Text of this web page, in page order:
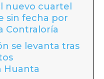
nuevo cuartel
sin fecha por
Contraloría
se levanta tras
Huanta